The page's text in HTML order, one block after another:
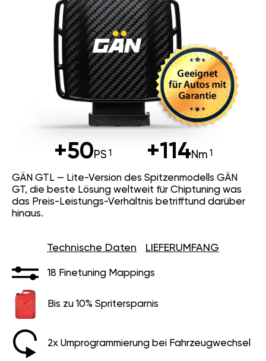
+50PS +114Nm
GÄN GTL — Lite-Version des Spitzenmodells GÄN
GT, die beste Lösung weltweit für Chiptuning was
das Preis-Leistungs-Verhältnis betrifftund darüber
hinaus.
Technische Daten LIEFERUMFANG
18 Finetuning Mappings
Bis zu 10% Spritersparnis
2x Umprogrammierung bei Fahrzeugwechsel